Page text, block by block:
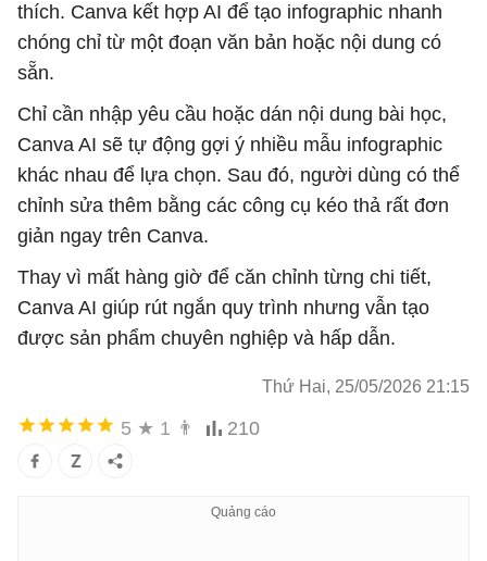
thích. Canva kết hợp AI để tạo infographic nhanh
chóng chỉ từ một đoạn văn bản hoặc nội dung có
sẵn.
Chỉ cần nhập yêu cầu hoặc dán nội dung bài học,
Canva AI sẽ tự động gợi ý nhiều mẫu infographic
khác nhau để lựa chọn. Sau đó, người dùng có thể
chỉnh sửa thêm bằng các công cụ kéo thả rất đơn
giản ngay trên Canva.
Thay vì mất hàng giờ để căn chỉnh từng chi tiết,
Canva AI giúp rút ngắn quy trình nhưng vẫn tạo
được sản phẩm chuyên nghiệp và hấp dẫn.
Thứ Hai, 25/05/2026 21:15
5 ★ 1 👨 210